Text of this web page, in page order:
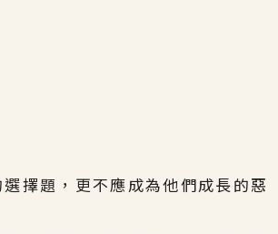
擇題，更不應成為他們成長的惡